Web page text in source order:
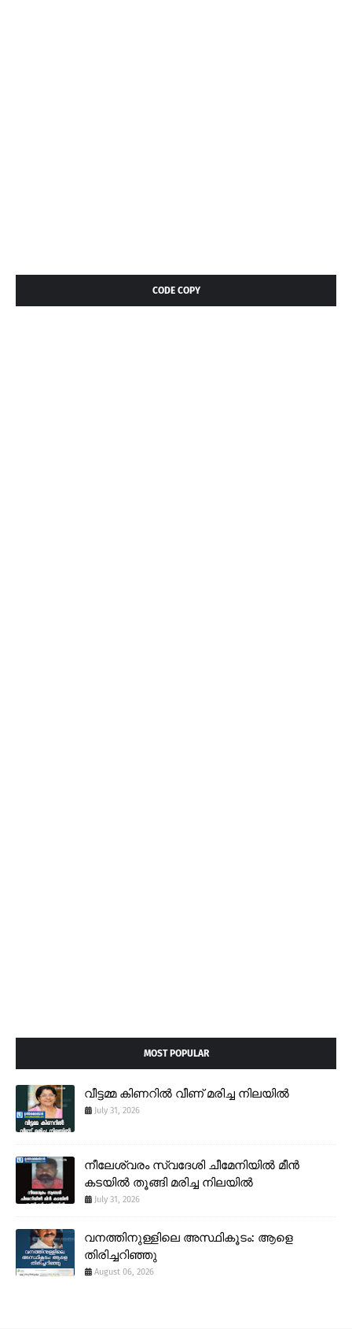
CODE COPY
MOST POPULAR
വീട്ടമ്മ കിണറിൽ വീണ് മരിച്ച നിലയിൽ
July 31, 2026
നീലേശ്വരം സ്വദേശി ചീമേനിയിൽ മീൻ
കടയിൽ തൂങ്ങി മരിച്ച നിലയിൽ
July 31, 2026
വനത്തിനുള്ളിലെ അസ്ഥികൂടം: ആളെ
തിരിച്ചറിഞ്ഞു
August 06, 2026